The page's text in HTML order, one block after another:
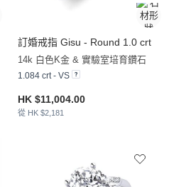
訂婚戒指 Gisu - Round 1.0 crt
14k 白色K金 & 實驗室培育鑽石
1.084 crt - VS
HK $11,004.00
從 HK $2,181